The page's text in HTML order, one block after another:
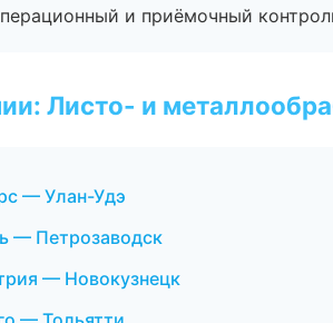
и приёмочный
Листо- и
— Улан-Удэ
— Петрозаводск
— Новокузнецк